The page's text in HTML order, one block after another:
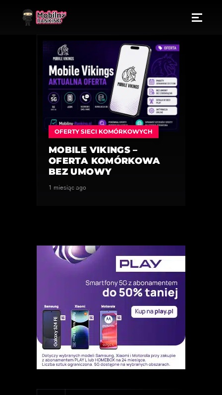
OFERTY SIECI KOMÓRKOWYCH
MOBILE VIKINGS –
OFERTA KOMÓRKOWA
BEZ UMOWY
1 miesiąc ago